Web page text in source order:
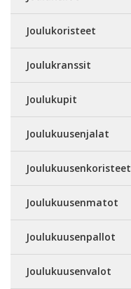
Joulukoristeet
Joulukranssit
Joulukupit
Joulukuusenjalat
Joulukuusenkoristeet
Joulukuusenmatot
Joulukuusenpallot
Joulukuusenvalot